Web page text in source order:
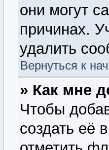
они могут
причинах.
удалить
Вернуться к
» Как мне
Чтобы
создать её